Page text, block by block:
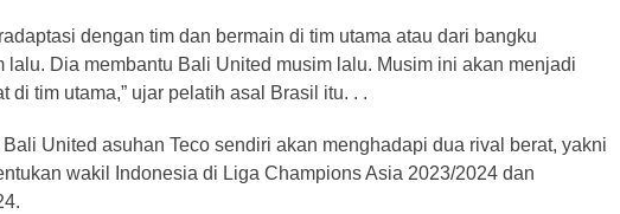
dengan tim dan bermain di tim utama atau dari bangku
lalu. Dia membantu Bali United musim lalu. Musim ini akan menjadi
di tim utama,” ujar pelatih asal Brasil itu. . .
United asuhan Teco sendiri akan menghadapi dua rival berat, yakni
wakil Indonesia di Liga Champions Asia 2023/2024 dan